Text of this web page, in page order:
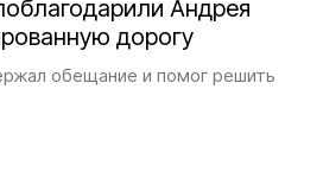
Андрея
дорогу
обещание и помог решить